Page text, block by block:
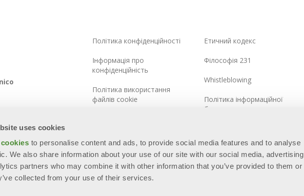
uses cookies
cookies to personalise content and ads, to provide social media features and to analyse
We also share information about your use of our site with our social media, advertising
partners who may combine it with other information that you’ve provided to them or
collected from your use of their services.
Політика конфіденційності
Інформація про
конфіденційність
Політика використання
файлів cookie
Карта сайту
Етичний кодекс
Філософія 231
Whistleblowing
Політика інформаційної
безпеки